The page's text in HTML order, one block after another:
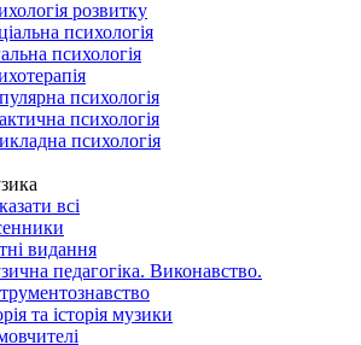
розвитку
психологія
психологія
психологія
психологія
психологія
всі
видання
педагогіка. Виконавство.
та історія музики